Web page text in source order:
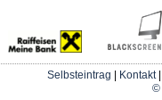
Selbsteintrag Kontakt
©